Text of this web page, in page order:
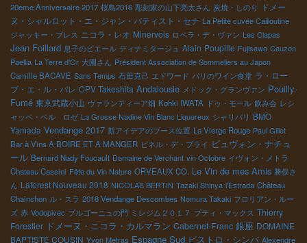
20eme Anniversaire 2017 桜島2016 彫刻家の山下亮太さん 炭焼・しのり
ドメー
ヌ・シャルロット・エ・ジャン・バティスト・セナ La Petite cuvée Cailloutine
ジャッキー・プレス ニコラ・レオ Minervois ロペラ・デ・ヴァン Les Clapas
Jean Foillard 息子のピエール ディナミタージュ Alain Poupille Fujisawa Cauzon
Paellia La Terre d'Or 大園さん Président Association de Sommeliers au Japon
Camille BACAVE Sans Temps 石田克己 エドワード パリのワイン食堂 ラ・ロー
ブ・エ・ル・パレ CPV Takeshita Andalousie メドック・グランヴァン Pouilly-
Fumé 東京武蔵小山 ヴァランティーア畑 Kohki IWATA ドゥ・モール 飲み会 レシ
ャッペ・ベル ロゼ La Grosse Nadine Vin Blanc Liquoreux シャリバリ BMO
Yamada Vendange 2017 新アイデアのブース位置 La Vierge Rouge Paul Gillet
Bar à Vins A BOIRE ET A MANGER ピネル・デ・ブライ ビュヴォン・ナチュ
ール Bernard Nady Foucault Domaine de Verchant vin Octobre イヴォン・メトラ
Chateau Cassini Fête du Vin Nature ORVEAUX CO. Le Vin de mes Amis 勝俣さ
ん Laforest Nouveau 2018 NICOLAS BERTIN Tazaki Shinya l'Estrada Château
Chainchon ル・スラ 2018 Vendange Descombes Nomura Takaki フロリアン・ルー
ズ 赤 Vodopivec ブルゴーニュの門 ミレジム２０１７ プティ・マックス Thierry
Forestier ドメーヌ・ニコラ・カルマラン Cabernet-Franc 銀座 DOMAINE
BAPTISTE COUSIN Yvon Metras Espagne Sud ビストロ・シンバ Alexendre